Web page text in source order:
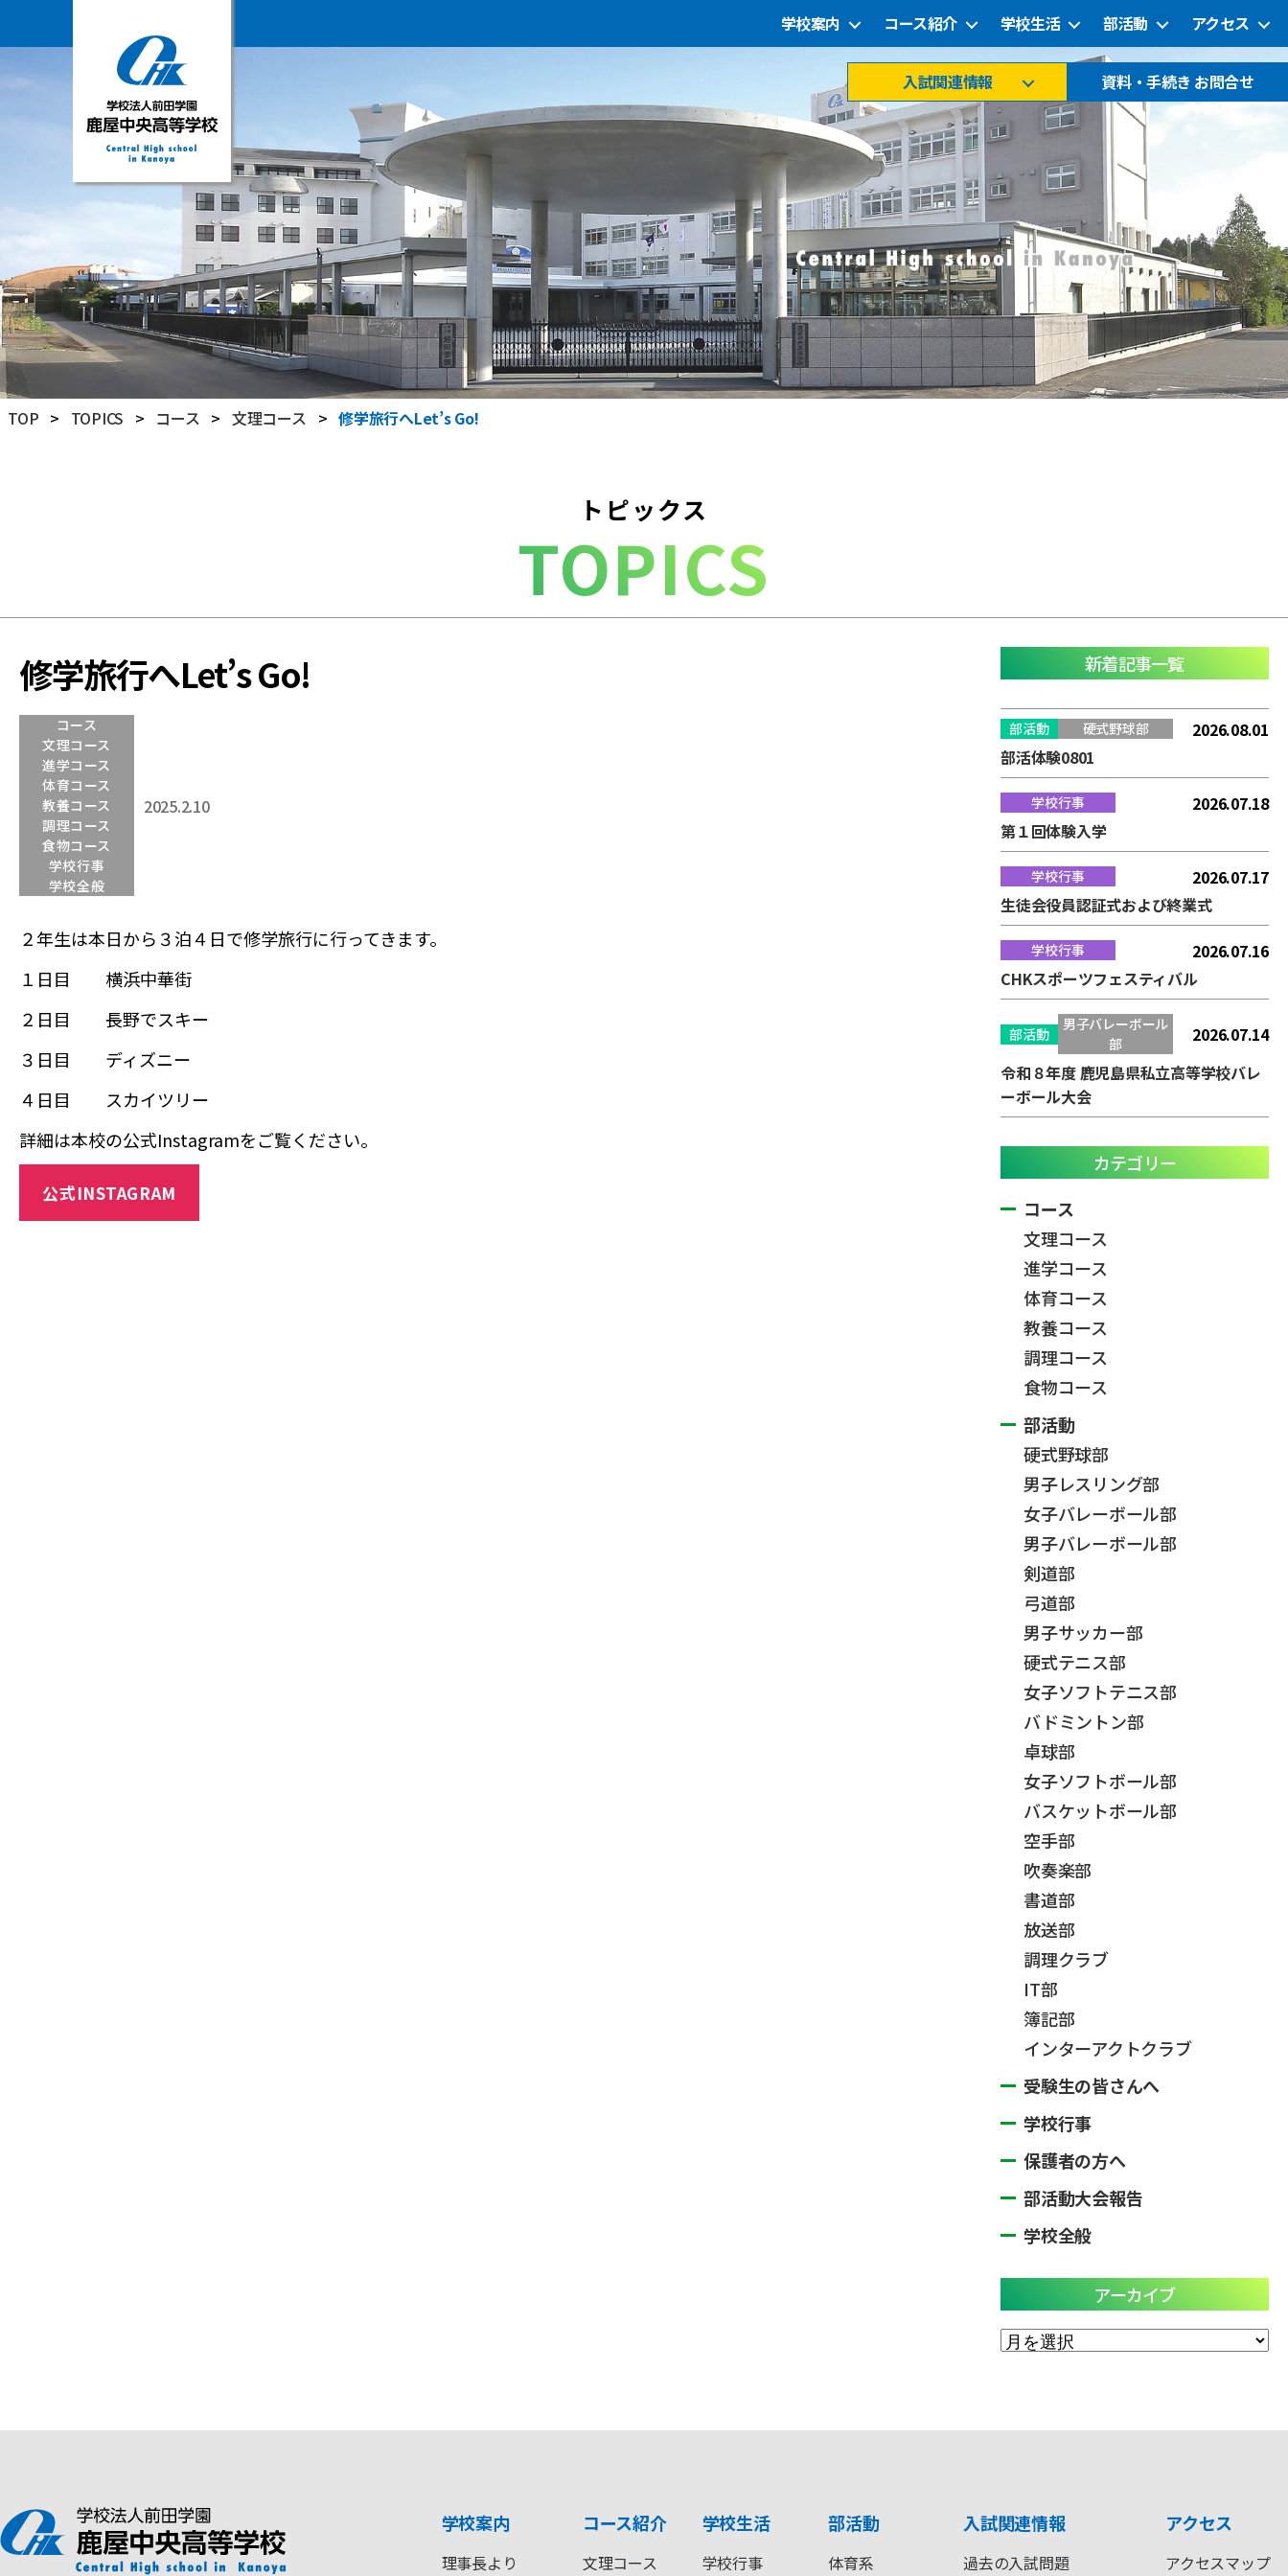
学
校
田
学
園
鹿
屋
中
高
等
学校案内 コース紹介 学校生活 部活動 アクセス
入試関連情報 資料・手続き お問合せ
TOP > TOPICS > コース > 文理コース > 修学旅行へLet’s Go!
トピックス
TOPICS
修学旅行へLet’s Go!
コース
文理コース
進学コース
体育コース
教養コース
調理コース
食物コース
学校行事
学校全般
2025.2.10
２年生は本日から３泊４日で修学旅行に行ってきます。
１日目 横浜中華街
２日目 長野でスキー
３日目 ディズニー
４日目 スカイツリー
詳細は本校の公式Instagramをご覧ください。
公式INSTAGRAM
新着記事一覧
部活動 硬式野球部
2026.08.01
部活体験0801
学校行事
2026.07.18
第１回体験入学
学校行事
2026.07.17
生徒会役員認証式および終業式
学校行事
2026.07.16
CHKスポーツフェスティバル
部活動
男子バレーボール
部
2026.07.14
令和８年度 鹿児島県私立高等学校バレ
ーボール大会
カテゴリー
コース
文理コース
進学コース
体育コース
教養コース
調理コース
食物コース
部活動
硬式野球部
男子レスリング部
女子バレーボール部
男子バレーボール部
剣道部
弓道部
男子サッカー部
硬式テニス部
女子ソフトテニス部
バドミントン部
卓球部
女子ソフトボール部
バスケットボール部
空手部
吹奏楽部
書道部
放送部
調理クラブ
IT部
簿記部
インターアクトクラブ
受験生の皆さんへ
学校行事
保護者の方へ
部活動大会報告
学校全般
アーカイブ
ア
ー
ブ
学校案内
理事長より
コース紹介
文理コース
学校生活
学校行事
部活動
体育系
入試関連情報
過去の入試問題
アクセス
アクセスマップ